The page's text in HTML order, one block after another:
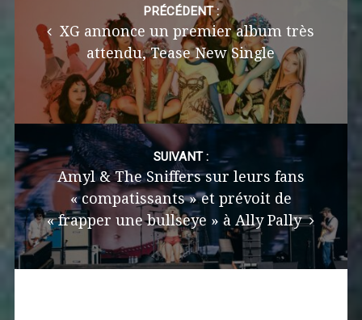
PRÉCÉDENT :
XG annonce un premier album très
attendu, Tease New Single
SUIVANT :
Amyl & The Sniffers sur leurs fans
« compatissants » et prévoit de
« frapper une bullseye » à Ally Pally